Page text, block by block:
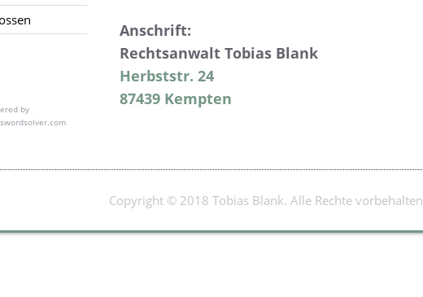
by
Anschrift:
Rechtsanwalt Tobias Blank
Herbststr. 24
87439 Kempten
Copyright © 2018 Tobias Blank. Alle Rechte vorbehalten